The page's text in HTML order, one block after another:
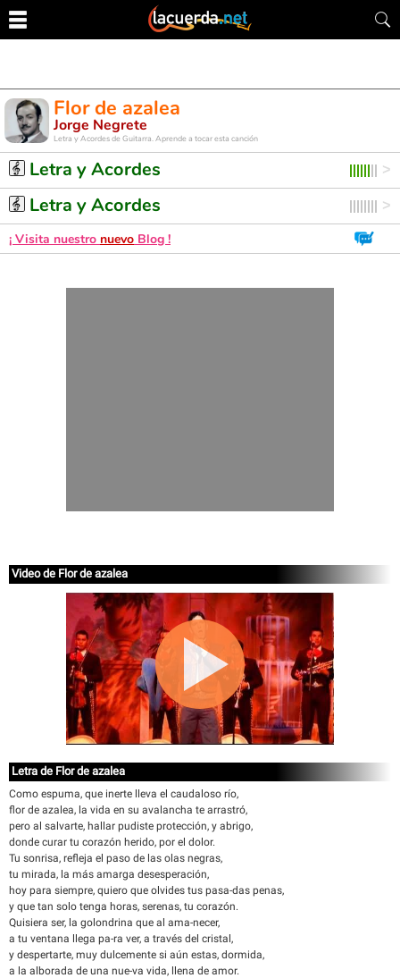
Flor de azalea
Jorge Negrete
Letra y Acordes de Guitarra. Aprende a tocar esta canción
Letra y Acordes
Letra y Acordes
¡ Visita nuestro nuevo Blog !
Video de Flor de azalea
Letra de Flor de azalea
Como espuma, que inerte lleva el caudaloso río,
flor de azalea, la vida en su avalancha te arrastró,
pero al salvarte, hallar pudiste protección, y abrigo,
donde curar tu corazón herido, por el dolor.
Tu sonrisa, refleja el paso de las olas negras,
tu mirada, la más amarga desesperación,
hoy para siempre, quiero que olvides tus pasa-das penas,
y que tan solo tenga horas, serenas, tu corazón.
Quisiera ser, la golondrina que al ama-necer,
a tu ventana llega pa-ra ver, a través del cristal,
y despertarte, muy dulcemente si aún estas, dormida,
a la alborada de una nue-va vida, llena de amor.